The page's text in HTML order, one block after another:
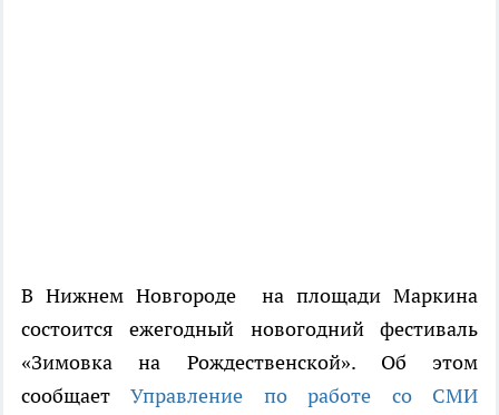
В Нижнем Новгороде на площади Маркина
состоится ежегодный новогодний фестиваль
«Зимовка на Рождественской». Об этом
сообщаетУправление по работе со СМИ